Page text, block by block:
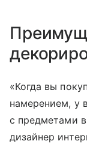
«Когда вы
намерением, у
с предметами
дизайнер